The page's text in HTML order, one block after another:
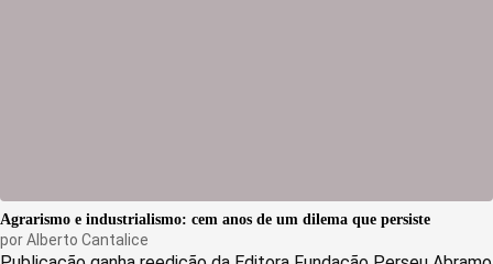
Agrarismo e industrialismo: cem anos de um dilema que persiste
porAlberto Cantalice